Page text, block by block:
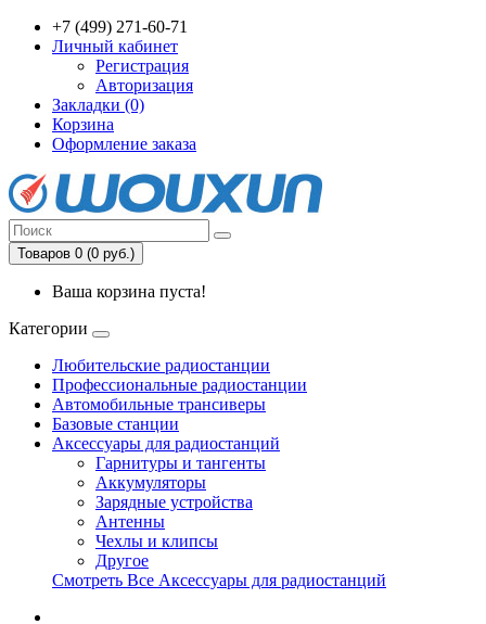
+7 (499) 271-60-71
Личный кабинет
Регистрация
Авторизация
Закладки (0)
Корзина
Оформление заказа
Товаров 0 (0 руб.)
Ваша корзина пуста!
Категории
Любительские радиостанции
Профессиональные радиостанции
Автомобильные трансиверы
Базовые станции
Аксессуары для радиостанций
Гарнитуры и тангенты
Аккумуляторы
Зарядные устройства
Антенны
Чехлы и клипсы
Другое
Смотреть Все Аксессуары для радиостанций